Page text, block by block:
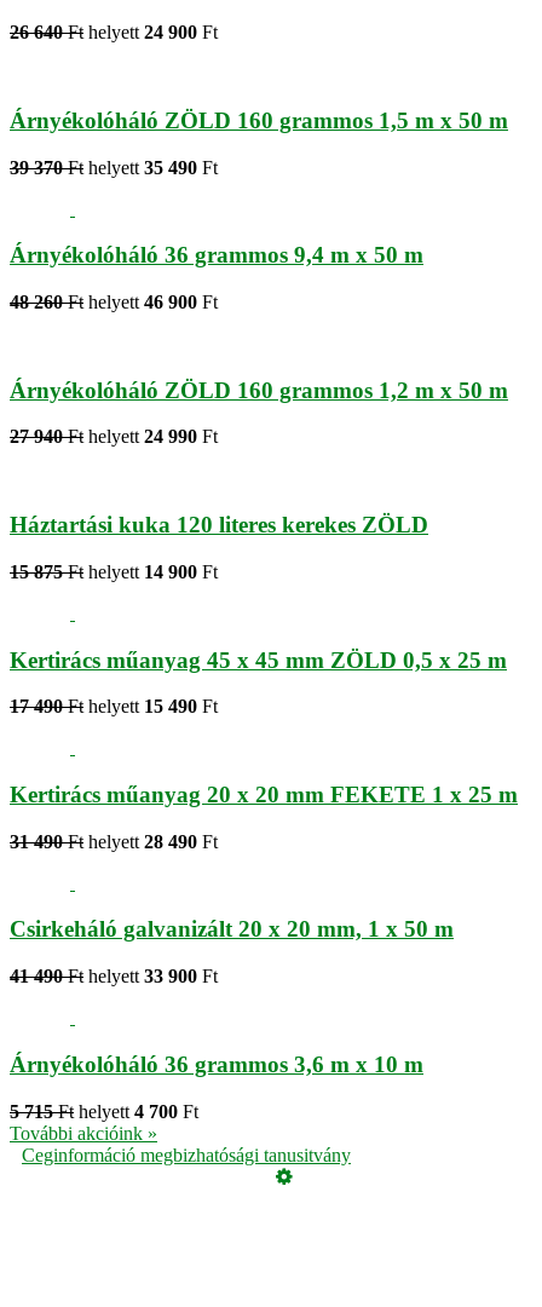
26 640 Ft helyett 24 900 Ft
Árnyékolóháló ZÖLD 160 grammos 1,5 m x 50 m
39 370 Ft helyett 35 490 Ft
Árnyékolóháló 36 grammos 9,4 m x 50 m
48 260 Ft helyett 46 900 Ft
Árnyékolóháló ZÖLD 160 grammos 1,2 m x 50 m
27 940 Fthelyett24 990 Ft
Háztartási kuka 120 literes kerekes ZÖLD
15 875 Ft helyett 14 900 Ft
Kertirács műanyag 45 x 45 mm ZÖLD 0,5 x 25 m
17 490 Ft helyett 15 490 Ft
Kertirács műanyag 20 x 20 mm FEKETE 1 x 25 m
31 490 Ft helyett 28 490 Ft
Csirkeháló galvanizált 20 x 20 mm, 1 x 50 m
41 490 Ft helyett 33 900 Ft
Árnyékolóháló 36 grammos 3,6 m x 10 m
5 715 Ft helyett 4 700 Ft
További akcióink »
Ceginformáció megbizhatósági tanusitvány